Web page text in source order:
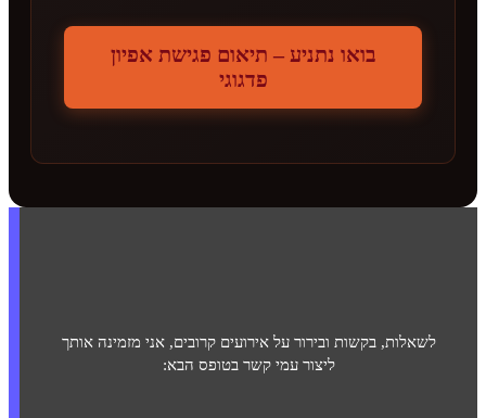
בואו נתניע – תיאום פגישת אפיון
פדגוגי
לשאלות, בקשות ובירור על אירועים קרובים, אני מזמינה אותך
ליצור עמי קשר בטופס הבא: